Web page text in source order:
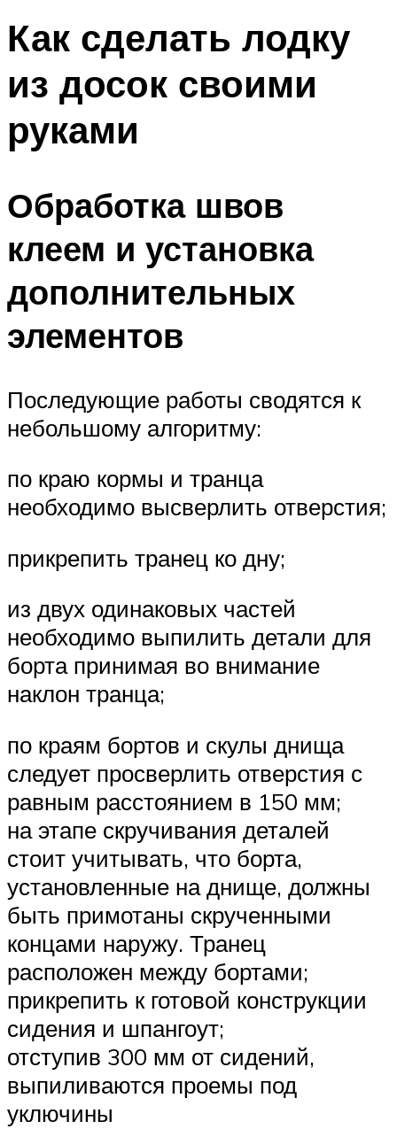
Как сделать лодку
из досок своими
руками
Обработка швов
клеем и установка
дополнительных
элементов
Последующие работы сводятся к
небольшому алгоритму:
по краю кормы и транца
необходимо высверлить отверстия;
прикрепить транец ко дну;
из двух одинаковых частей
необходимо выпилить детали для
борта принимая во внимание
наклон транца;
по краям бортов и скулы днища
следует просверлить отверстия с
равным расстоянием в 150 мм;
на этапе скручивания деталей
стоит учитывать, что борта,
установленные на днище, должны
быть примотаны скрученными
концами наружу. Транец
расположен между бортами;
прикрепить к готовой конструкции
сидения и шпангоут;
отступив 300 мм от сидений,
выпиливаются проемы под
уключины